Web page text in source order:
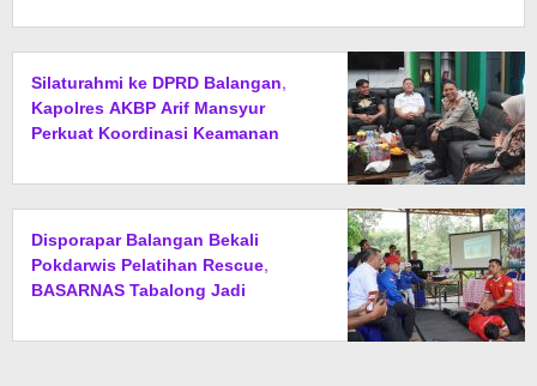
Silaturahmi ke DPRD Balangan,
Kapolres AKBP Arif Mansyur
Perkuat Koordinasi Keamanan
Disporapar Balangan Bekali
Pokdarwis Pelatihan Rescue,
BASARNAS Tabalong Jadi